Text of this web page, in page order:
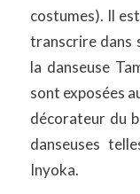
costumes). Il
transcrire dans
la danseuse
sont exposées
décorateur du
danseuses
Inyoka.